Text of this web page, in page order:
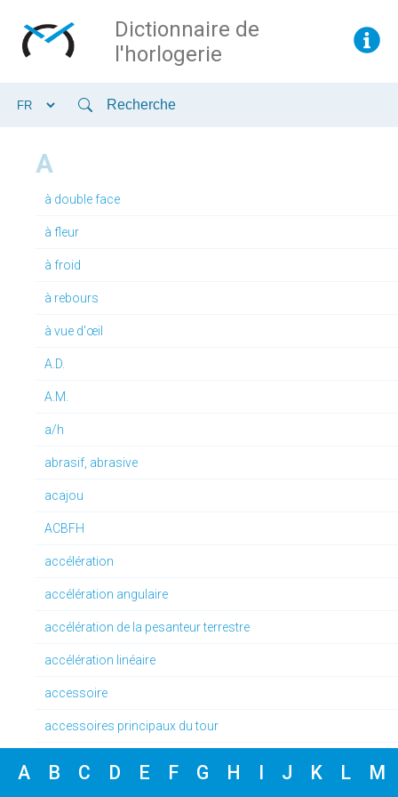
Dictionnaire de
l'horlogerie
A
à double face
à fleur
à froid
à rebours
à vue d'œil
A.D.
A.M.
a/h
abrasif, abrasive
acajou
ACBFH
accélération
accélération angulaire
accélération de la pesanteur terrestre
accélération linéaire
accessoire
accessoires principaux du tour
A B C D E F G H I J K L M